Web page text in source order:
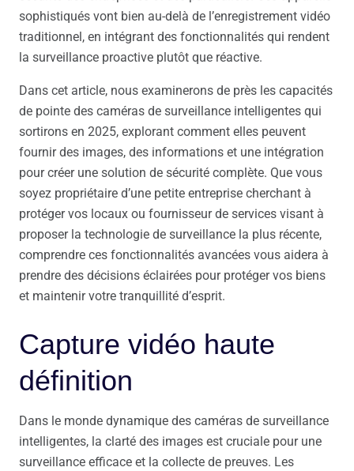
sophistiqués vont bien au-delà de l’enregistrement vidéo
traditionnel, en intégrant des fonctionnalités qui rendent
la surveillance proactive plutôt que réactive.
Dans cet article, nous examinerons de près les capacités
de pointe des caméras de surveillance intelligentes qui
sortirons en 2025, explorant comment elles peuvent
fournir des images, des informations et une intégration
pour créer une solution de sécurité complète. Que vous
soyez propriétaire d’une petite entreprise cherchant à
protéger vos locaux ou fournisseur de services visant à
proposer la technologie de surveillance la plus récente,
comprendre ces fonctionnalités avancées vous aidera à
prendre des décisions éclairées pour protéger vos biens
et maintenir votre tranquillité d’esprit.
Capture vidéo haute
définition
Dans le monde dynamique des caméras de surveillance
intelligentes, la clarté des images est cruciale pour une
surveillance efficace et la collecte de preuves. Les